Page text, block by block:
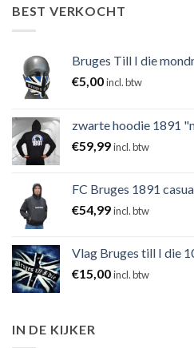
BEST VERKOCHT
Bruges Till I die
€5,00incl. btw
zwarte hoodie 1891
€59,99incl. btw
FC Bruges 1891
€54,99incl. btw
Vlag Bruges till I die
€15,00incl. btw
IN DE KIJKER